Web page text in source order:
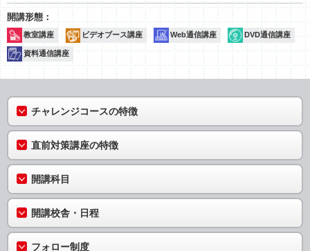
教室講座 ビデオブース講座 Web通信講座 DVD通信講座
資料通信講座
チャレンジコースの特徴
直前対策講座の特徴
開講科目
開講校舎・日程
フォロー制度